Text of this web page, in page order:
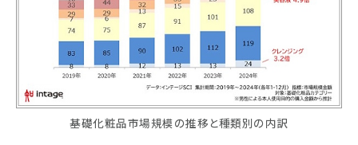
基礎化粧品市場規模の推移と種類別の内訳